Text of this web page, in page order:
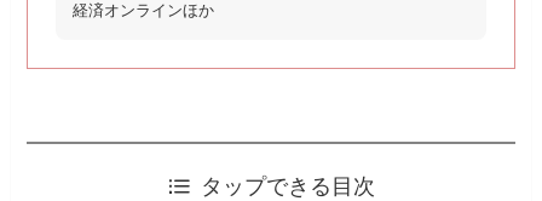
経済オンラインほか
タップできる目次